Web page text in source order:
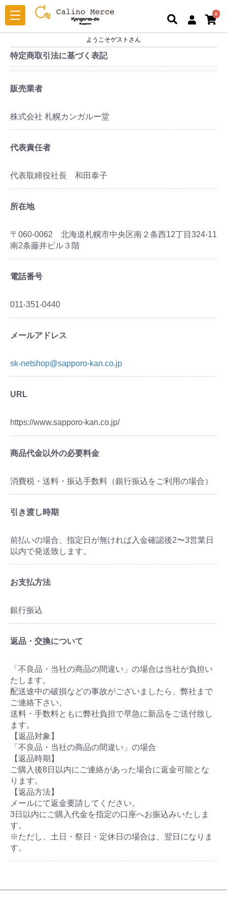
0
ようこそゲストさん
特定商取引法に基づく表記
販売業者
株式会社 札幌カンガルー堂
代表責任者
代表取締役社長 和田泰子
所在地
〒060-0062 北海道札幌市中央区南２条西12丁目324-11
南2条藤井ビル３階
電話番号
011-351-0440
メールアドレス
sk-netshop@sapporo-kan.co.jp
URL
https://www.sapporo-kan.co.jp/
商品代金以外の必要料金
消費税・送料・振込手数料（銀行振込をご利用の場合）
引き渡し時期
前払いの場合、指定日が無ければ入金確認後2〜3営業日
以内で発送致します。
お支払方法
銀行振込
返品・交換について
「不良品・当社の商品の間違い」の場合は当社が負担い
たします。
配送途中の破損などの事故がございましたら、弊社まで
ご連絡下さい。
送料・手数料ともに弊社負担で早急に新品をご送付致し
ます。
【返品対象】
「不良品・当社の商品の間違い」の場合
【返品時期】
ご購入後8日以内にご連絡があった場合に返金可能とな
ります。
【返品方法】
メールにて返金要請してください。
3日以内にご購入代金を指定の口座へお振込みいたしま
す。
※ただし、土日・祭日・定休日の場合は、翌日になりま
す。